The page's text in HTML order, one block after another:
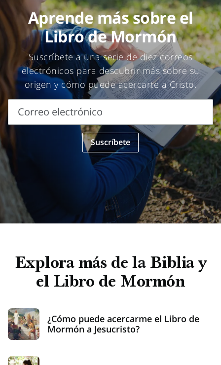
Aprende más sobre el
Libro de Mormón
Suscríbete a una serie de diez correos
electrónicos para descubrir más sobre su
origen y cómo puede acercarte a Cristo.
Correo electrónico
electrónico
Suscríbete
Explora más de la Biblia y
el Libro de Mormón
¿Cómo puede acercarme el Libro de
Mormón a Jesucristo?